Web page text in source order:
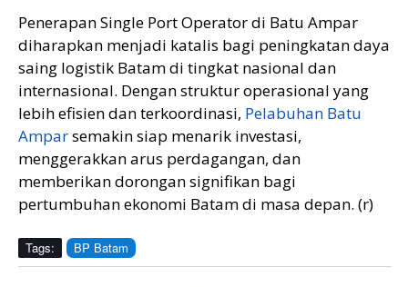
Penerapan Single Port Operator di Batu Ampar
diharapkan menjadi katalis bagi peningkatan daya
saing logistik Batam di tingkat nasional dan
internasional. Dengan struktur operasional yang
lebih efisien dan terkoordinasi, Pelabuhan Batu
Amparsemakin siap menarik investasi,
menggerakkan arus perdagangan, dan
memberikan dorongan signifikan bagi
pertumbuhan ekonomi Batam di masa depan. (r)
Tags: BP Batam